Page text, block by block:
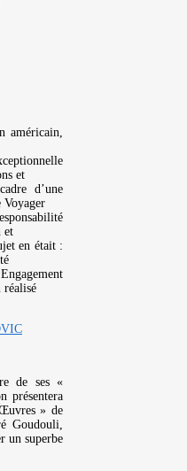
américain,
et
d’une
Voyager
et
en était :
réalisé
de ses «
présentera
» de
Goudouli,
un superbe